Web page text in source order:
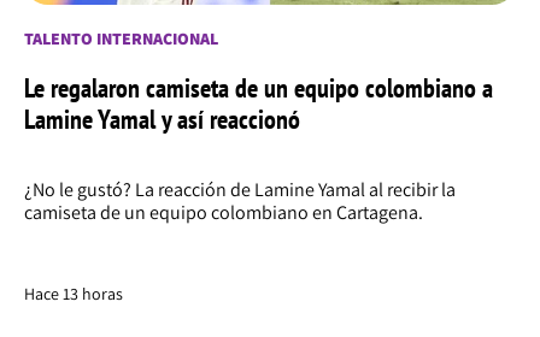
TALENTO INTERNACIONAL
Le regalaron camiseta de un equipo colombiano a
Lamine Yamal y así reaccionó
¿No le gustó? La reacción de Lamine Yamal al recibir la
camiseta de un equipo colombiano en Cartagena.
Hace 13 horas